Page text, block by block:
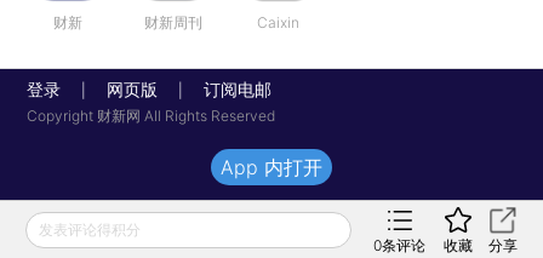
财新 财新周刊 Caixin
登录 网页版 订阅电邮
Copyright 财新网 All Rights Reserved
发表评论得积分
0条评论 收藏 分享
App 内打开